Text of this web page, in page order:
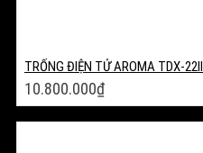
TRỐNG ĐIỆN TỬ AROMA TDX-22II
10.800.000₫